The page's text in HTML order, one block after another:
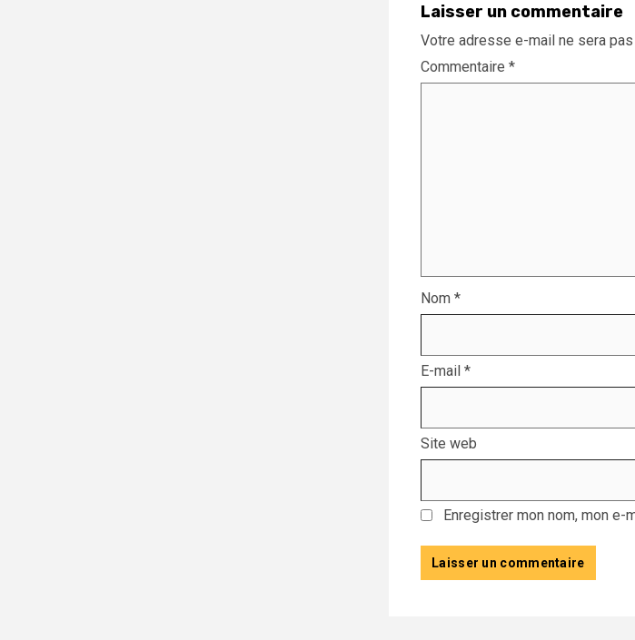
Laisser un commentaire
Votre adresse e-mail ne sera
Commentaire *
Nom *
E-mail *
Site web
Enregistrer mon nom, mon e-